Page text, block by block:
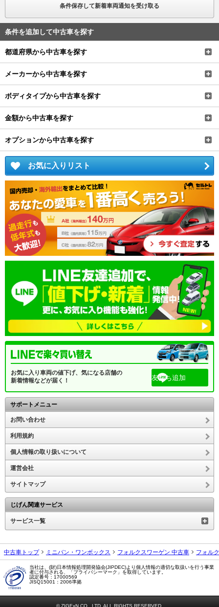
条件保存して新着車両通知を受け取る
条件を追加して中古車を探す
都道府県から中古車を探す
メーカーから中古車を探す
ボディタイプから中古車を探す
金額から中古車を探す
オプションから中古車を探す
お気に入りリスト
お気に入り車両の値下げ、気になる店舗の
新着情報などが届く！
友だち追加
サポートメニュー
お問い合わせ
利用規約
個人情報の取り扱いについて
運営会社
サイトマップ
じげん関連サービス
サービス一覧
中古車トップ ミニバン・ワンボックス フォルクスワーゲン 中古車 フォル
当社は、(財)日本情報処理開発協会(JIPDEC)より個人情報の適切な取扱いを行う事業
者に付与される、「プライバシーマーク」を取得しています。
認定番号：17000569
JISQ15001：2006準拠
© ZIGExN CO., LTD. ALL RIGHTS RESERVED.